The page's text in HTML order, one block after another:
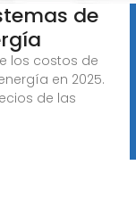
de
los costos de
en 2025.
de las